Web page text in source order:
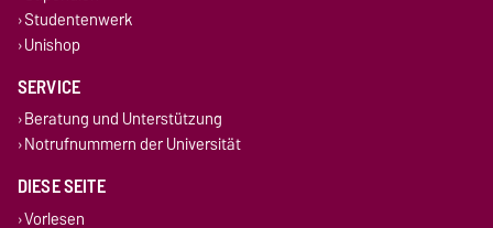
Studentenwerk
Unishop
SERVICE
Beratung und Unterstützung
Notrufnummern der Universität
DIESE SEITE
Vorlesen